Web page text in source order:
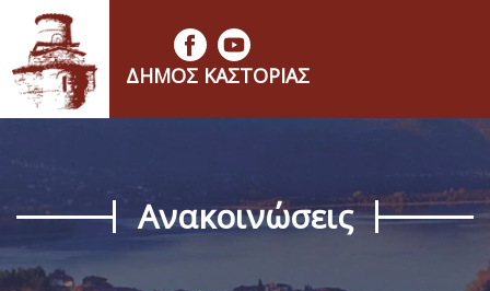
ΔΉΜΟΣ ΚΑΣΤΟΡΙΆΣ
Ανακοινώσεις